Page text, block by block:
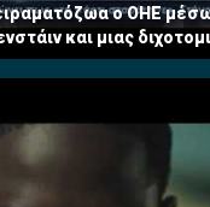
απόδοσης και
για θέρμανση
ο ΟΗΕ
και μιας